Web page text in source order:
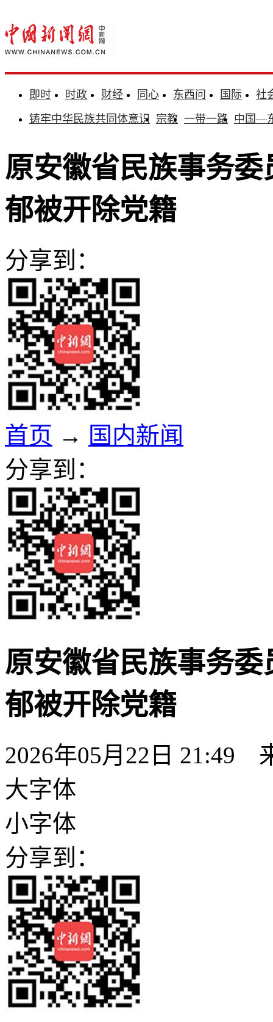
即时 时政 财经 同心 东西问 国际
社
铸牢中华民族共同体意识 宗教 一带一路 中国—
原安徽省民族事务
郁被开除党籍
分享到：
首页 → 国内新闻
分享到：
原安徽省民族事务
郁被开除党籍
2026年05月22日 21:49
大字体
小字体
分享到：